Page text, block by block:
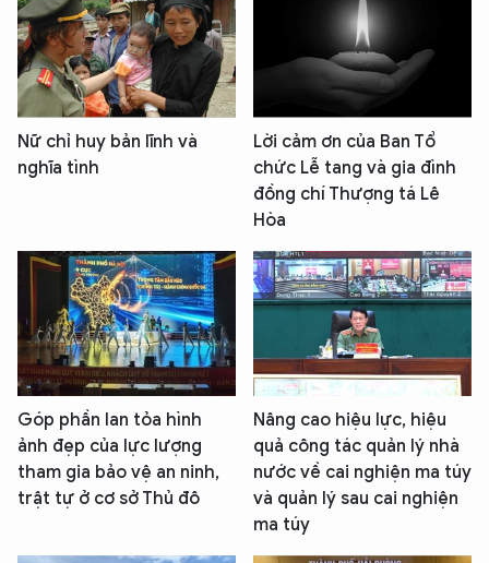
Nữ chỉ huy bản lĩnh và
nghĩa tình
Lời cảm ơn của Ban Tổ
chức Lễ tang và gia đình
đồng chí Thượng tá Lê
Hòa
Góp phần lan tỏa hình
ảnh đẹp của lực lượng
tham gia bảo vệ an ninh,
trật tự ở cơ sở Thủ đô
Nâng cao hiệu lực, hiệu
quả công tác quản lý nhà
nước về cai nghiện ma túy
và quản lý sau cai nghiện
ma túy